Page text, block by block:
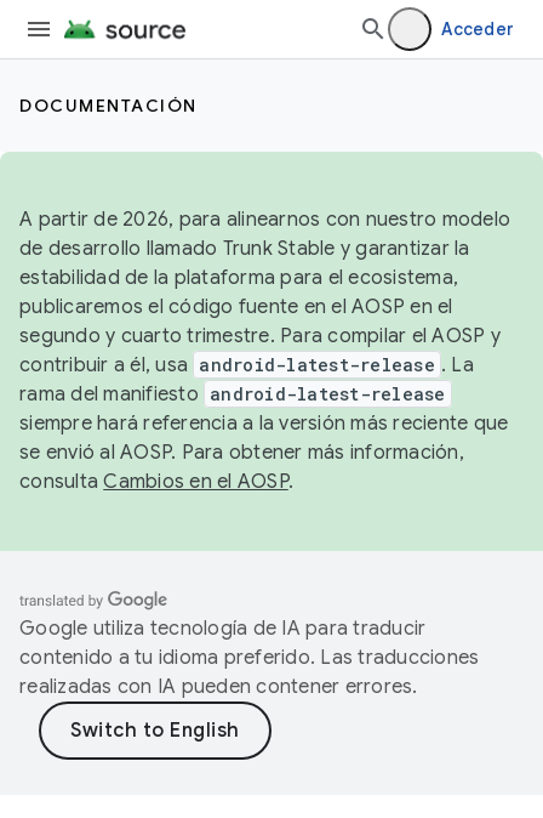
Acceder
DOCUMENTACIÓN
A partir de 2026, para alinearnos con nuestro modelo
de desarrollo llamado Trunk Stable y garantizar la
estabilidad de la plataforma para el ecosistema,
publicaremos el código fuente en el AOSP en el
segundo y cuarto trimestre. Para compilar el AOSP y
contribuir a él, usa android-latest-release . La
rama del manifiesto android-latest-release
siempre hará referencia a la versión más reciente que
se envió al AOSP. Para obtener más información,
consultaCambios en el AOSP.
Google utiliza tecnología de IA para traducir
contenido a tu idioma preferido. Las traducciones
realizadas con IA pueden contener errores.